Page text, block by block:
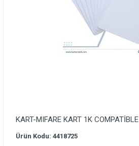
KART-MIFARE KART 1K COMPATİBLE
Ürün Kodu: 4418725